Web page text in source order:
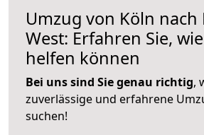
Umzug von Köln nach
West: Erfahren Sie,
helfen können
Bei uns sind Sie genau richtig,
zuverlässige und erfahrene
suchen!